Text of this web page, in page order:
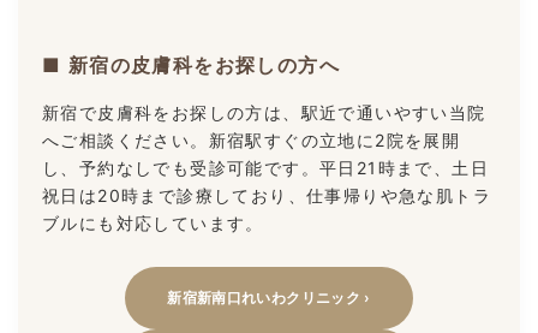
■ 新宿の皮膚科をお探しの方へ
新宿で皮膚科をお探しの方は、駅近で通いやすい当院
へご相談ください。新宿駅すぐの立地に2院を展開
し、予約なしでも受診可能です。平日21時まで、土日
祝日は20時まで診療しており、仕事帰りや急な肌トラ
ブルにも対応しています。
新宿新南口れいわクリニック ›